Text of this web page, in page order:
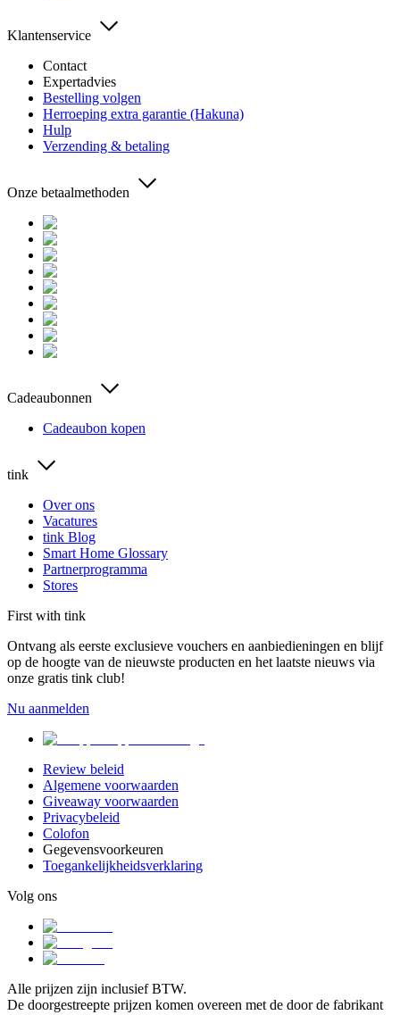
Klantenservice
Contact
Expertadvies
Bestelling volgen
Herroeping extra garantie (Hakuna)
Hulp
Verzending & betaling
Onze betaalmethoden
Cadeaubonnen
Cadeaubon kopen
tink
Over ons
Vacatures
tink Blog
Smart Home Glossary
Partnerprogramma
Stores
First with tink
Ontvang als eerste exclusieve vouchers en aanbiedieningen en blijf
op de hoogte van de nieuwste producten en het laatste nieuws via
onze gratis tink club!
Nu aanmelden
Review beleid
Algemene voorwaarden
Giveaway voorwaarden
Privacybeleid
Colofon
Gegevensvoorkeuren
Toegankelijkheidsverklaring
Volg ons
Alle prijzen zijn inclusief BTW.
De doorgestreepte prijzen komen overeen met de door de fabrikant